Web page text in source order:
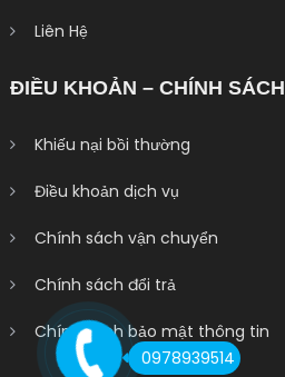
Liên Hệ
ĐIỀU KHOẢN – CHÍNH SÁCH
Khiếu nại bồi thường
Điều khoản dịch vụ
Chính sách vận chuyển
Chính sách đổi trả
Chính sách bảo mật thông tin
0978939514